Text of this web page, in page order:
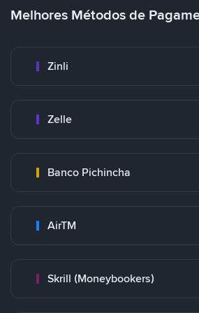
Melhores Métodos de
Zinli
Zelle
Banco Pichincha
AirTM
Skrill (Moneybookers)